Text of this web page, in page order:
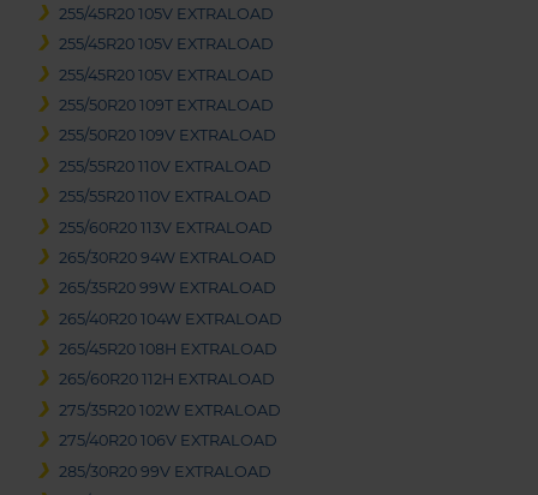
255/45R20 105V EXTRALOAD
255/45R20 105V EXTRALOAD
255/45R20 105V EXTRALOAD
255/50R20 109T EXTRALOAD
255/50R20 109V EXTRALOAD
255/55R20 110V EXTRALOAD
255/55R20 110V EXTRALOAD
255/60R20 113V EXTRALOAD
265/30R20 94W EXTRALOAD
265/35R20 99W EXTRALOAD
265/40R20 104W EXTRALOAD
265/45R20 108H EXTRALOAD
265/60R20 112H EXTRALOAD
275/35R20 102W EXTRALOAD
275/40R20 106V EXTRALOAD
285/30R20 99V EXTRALOAD